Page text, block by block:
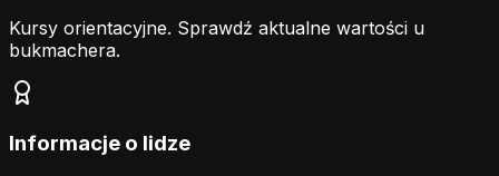
Kursy orientacyjne. Sprawdź aktualne wartości u
bukmachera.
Informacje o lidze